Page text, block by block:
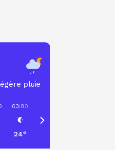
pluie
03:00
24°